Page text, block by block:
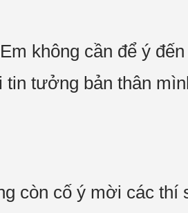
không cần để ý
tưởng bản thân
còn cố ý mời các thí